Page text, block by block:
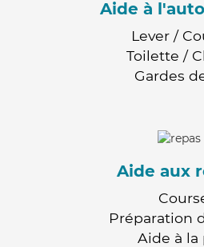
Aide à
Lever /
Toilette /
Gardes
Aide aux
Préparation
Aide à la